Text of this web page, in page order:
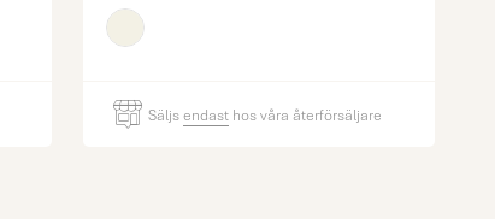
Säljsendast hos våra återförsäljare